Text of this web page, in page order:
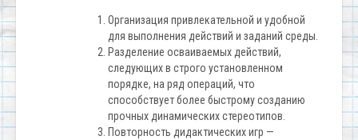
Организация привлекательной и удобной
для выполнения действий и заданий среды.
Разделение осваиваемых действий,
следующих в строго установленном
порядке, на ряд операций, что
способствует более быстрому созданию
прочных динамических стереотипов.
Повторность дидактических игр —